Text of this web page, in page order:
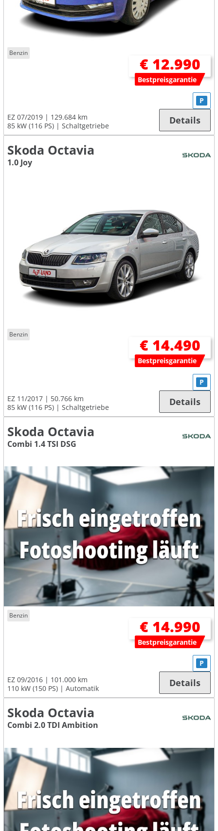
Benzin
€ 12.990
Bestpreisgarantie
EZ 07/2019
129.684 km
85 kW (116 PS)
Schaltgetriebe
P
Details
Skoda Octavia
1.0 Joy
Benzin
€ 14.490
Bestpreisgarantie
EZ 11/2017
50.766 km
85 kW (116 PS)
Schaltgetriebe
P
Details
Skoda Octavia
Combi 1.4 TSI DSG
Benzin
€ 14.990
Bestpreisgarantie
EZ 09/2016
101.000 km
110 kW (150 PS)
Automatik
P
Details
Skoda Octavia
Combi 2.0 TDI Ambition